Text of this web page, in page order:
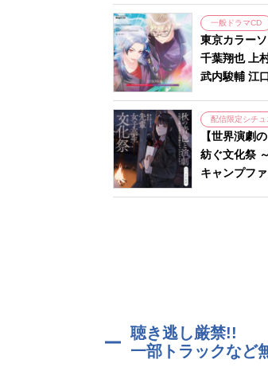
一般ドラマCD
東京カラー
千葉翔也 上
武内駿輔 江
配信限定シチュ
【世界演劇
紡ぐ文化祭
キャンプフ
聴き逃し厳禁!!
一部トラックなど